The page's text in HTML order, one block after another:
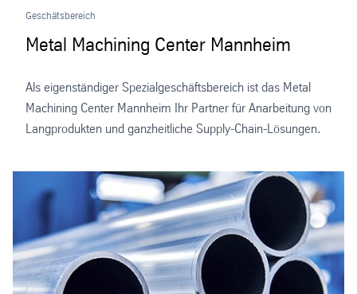
Geschätsbereich
Metal Machining Center Mannheim
Als eigenständiger Spezialgeschäftsbereich ist das Metal
Machining Center Mannheim Ihr Partner für Anarbeitung von
Langprodukten und ganzheitliche Supply-Chain-Lösungen.